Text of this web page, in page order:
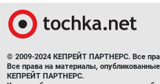
© 2009-2024 КЕПРЕЙТ ПАРТНЕРС. Все
Все права на материалы,
КЕПРЕЙТ ПАРТНЕРС.